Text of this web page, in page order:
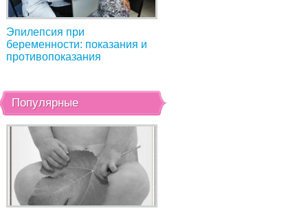
Эпилепсия при
беременности: показания и
противопоказания
Популярные